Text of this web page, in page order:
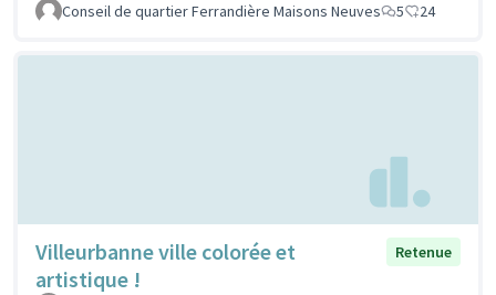
Conseil de quartier Ferrandière Maisons Neuves 5 24
Villeurbanne ville colorée et
artistique !
Retenue